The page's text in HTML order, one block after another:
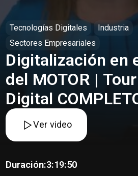
Tecnologías Digitales
Industria
Sectores Empresariales
Digitalización en
del MOTOR |
Digital
Ver video
Duración:3:19:50